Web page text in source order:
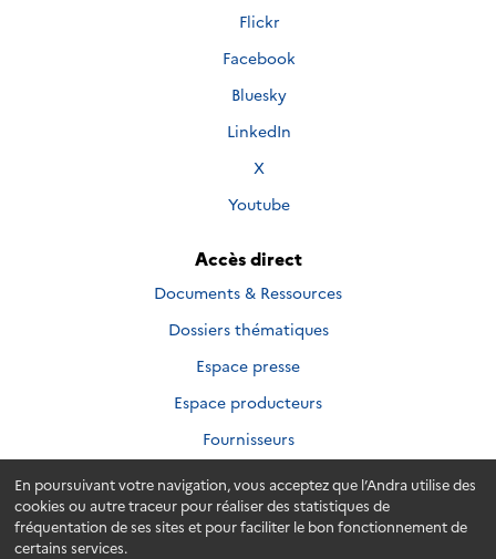
En poursuivant votre navigation, vous acceptez que l’Andra utilise des
cookies ou autre traceur pour réaliser des statistiques de
fréquentation de ses sites et pour faciliter le bon fonctionnement de
certains services.
Nous
sur
Flickr
Nous
sur
Facebook
Nous
sur
Bluesky
Nous
LinkedIn
Nous
sur
X
Nous
sur
Youtube
Accès direct
Documents & Ressources
Dossiers thématiques
Espace presse
Espace producteurs
Fournisseurs
Plan du site Accessibilité Crédits
Mentions légales
Données personnelles